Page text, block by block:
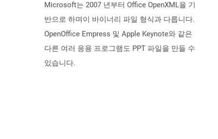
Microsoft는 2007 년부터 Office OpenXML을 기
반으로 하며이 바이너리 파일 형식과 다릅니다.
OpenOffice Empress 및 Apple Keynote와 같은
다른 여러 응용 프로그램도 PPT 파일을 만들 수
있습니다.